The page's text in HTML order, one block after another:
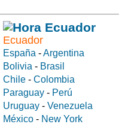
Ecuador
España -Argentina
Bolivia - Brasil
Chile - Colombia
Paraguay - Perú
Uruguay - Venezuela
México - New York